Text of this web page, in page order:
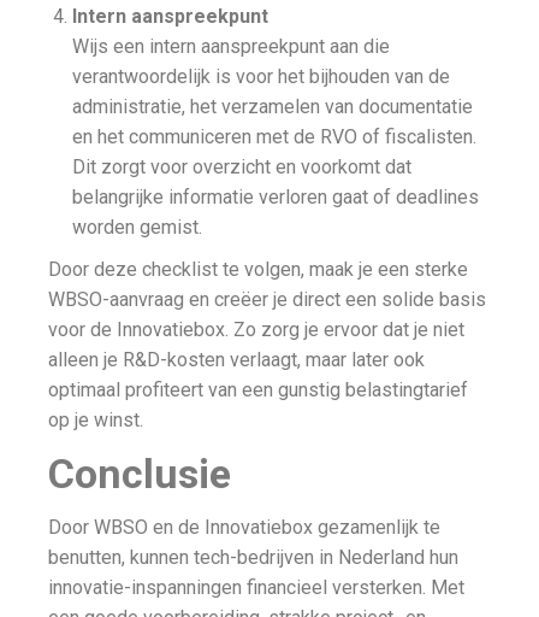
Intern aanspreekpunt
Wijs een intern aanspreekpunt aan die
verantwoordelijk is voor het bijhouden van de
administratie, het verzamelen van documentatie
en het communiceren met de RVO of fiscalisten.
Dit zorgt voor overzicht en voorkomt dat
belangrijke informatie verloren gaat of deadlines
worden gemist.
Door deze checklist te volgen, maak je een sterke
WBSO-aanvraag en creëer je direct een solide basis
voor de Innovatiebox. Zo zorg je ervoor dat je niet
alleen je R&D-kosten verlaagt, maar later ook
optimaal profiteert van een gunstig belastingtarief
op je winst.
Conclusie
Door WBSO en de Innovatiebox gezamenlijk te
benutten, kunnen tech-bedrijven in Nederland hun
innovatie-inspanningen financieel versterken. Met